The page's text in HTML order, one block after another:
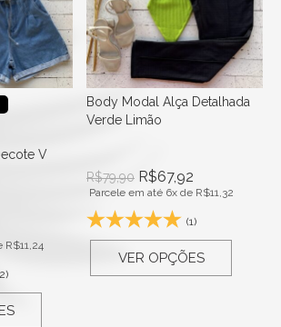
V
R$11,24
Body Modal Alça Detalhada
Verde Limão
R$79,90 R$67,92
Parcele em até 6x de R$11,32
(1)
VER OPÇÕES